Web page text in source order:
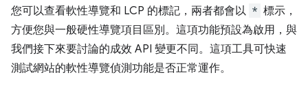
您可以查看軟性導覽和 LCP 的標記，兩者都會以 * 標示，
方便您與一般硬性導覽項目區別。這項功能預設為啟用，與
我們接下來要討論的成效 API 變更不同。這項工具可快速
測試網站的軟性導覽偵測功能是否正常運作。